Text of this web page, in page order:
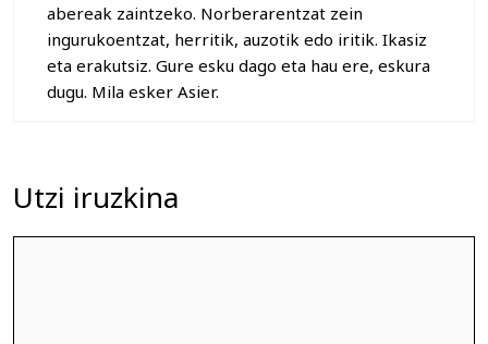
abereak zaintzeko. Norberarentzat zein
ingurukoentzat, herritik, auzotik edo iritik. Ikasiz
eta erakutsiz. Gure esku dago eta hau ere, eskura
dugu. Mila esker Asier.
Utzi iruzkina